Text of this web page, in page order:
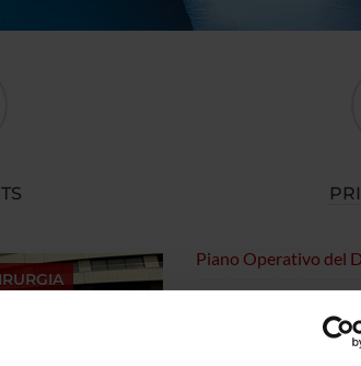
Piano Operativo del
Sezione di
calcolo del Rischio